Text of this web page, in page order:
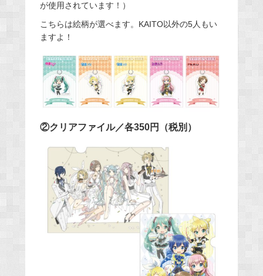
が使用されています！）
こちらは絵柄が選べます。KAITO以外の5人もい
ますよ！
②クリアファイル／各350円（税別）